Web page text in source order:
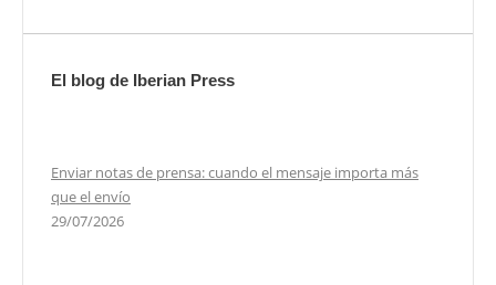
El blog de Iberian Press
Enviar notas de prensa: cuando el mensaje importa más
que el envío
29/07/2026